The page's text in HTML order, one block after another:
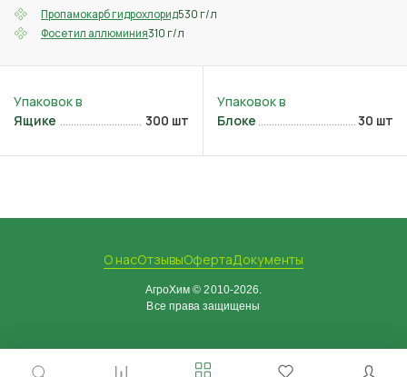
Пропамокарб гидрохлорид530 г/л
Фосетил аллюминия310 г/л
Ящике 300 шт Блоке 30 шт
О насОтзывыОфертаДокументы
АгроХим © 2010-2026.
Все права защищены